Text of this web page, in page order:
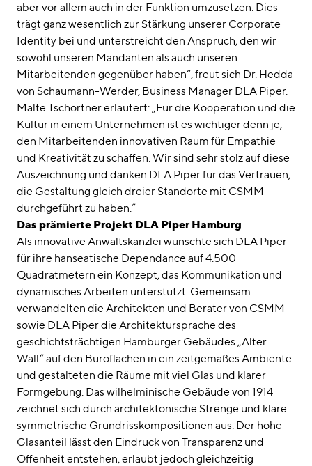
aber vor allem auch in der Funktion umzusetzen. Dies
trägt ganz wesentlich zur Stärkung unserer Corporate
Identity bei und unterstreicht den Anspruch, den wir
sowohl unseren Mandanten als auch unseren
Mitarbeitenden gegenüber haben“, freut sich Dr. Hedda
von Schaumann-Werder, Business Manager DLA Piper.
Malte Tschörtner erläutert: „Für die Kooperation und die
Kultur in einem Unternehmen ist es wichtiger denn je,
den Mitarbeitenden innovativen Raum für Empathie
und Kreativität zu schaffen. Wir sind sehr stolz auf diese
Auszeichnung und danken DLA Piper für das Vertrauen,
die Gestaltung gleich dreier Standorte mit CSMM
durchgeführt zu haben.“
Das prämierte Projekt DLA Piper Hamburg
Als innovative Anwaltskanzlei wünschte sich DLA Piper
für ihre hanseatische Dependance auf 4.500
Quadratmetern ein Konzept, das Kommunikation und
dynamisches Arbeiten unterstützt. Gemeinsam
verwandelten die Architekten und Berater von CSMM
sowie DLA Piper die Architektursprache des
geschichtsträchtigen Hamburger Gebäudes „Alter
Wall“ auf den Büroflächen in ein zeitgemäßes Ambiente
und gestalteten die Räume mit viel Glas und klarer
Formgebung. Das wilhelminische Gebäude von 1914
zeichnet sich durch architektonische Strenge und klare
symmetrische Grundrisskompositionen aus. Der hohe
Glasanteil lässt den Eindruck von Transparenz und
Offenheit entstehen, erlaubt jedoch gleichzeitig